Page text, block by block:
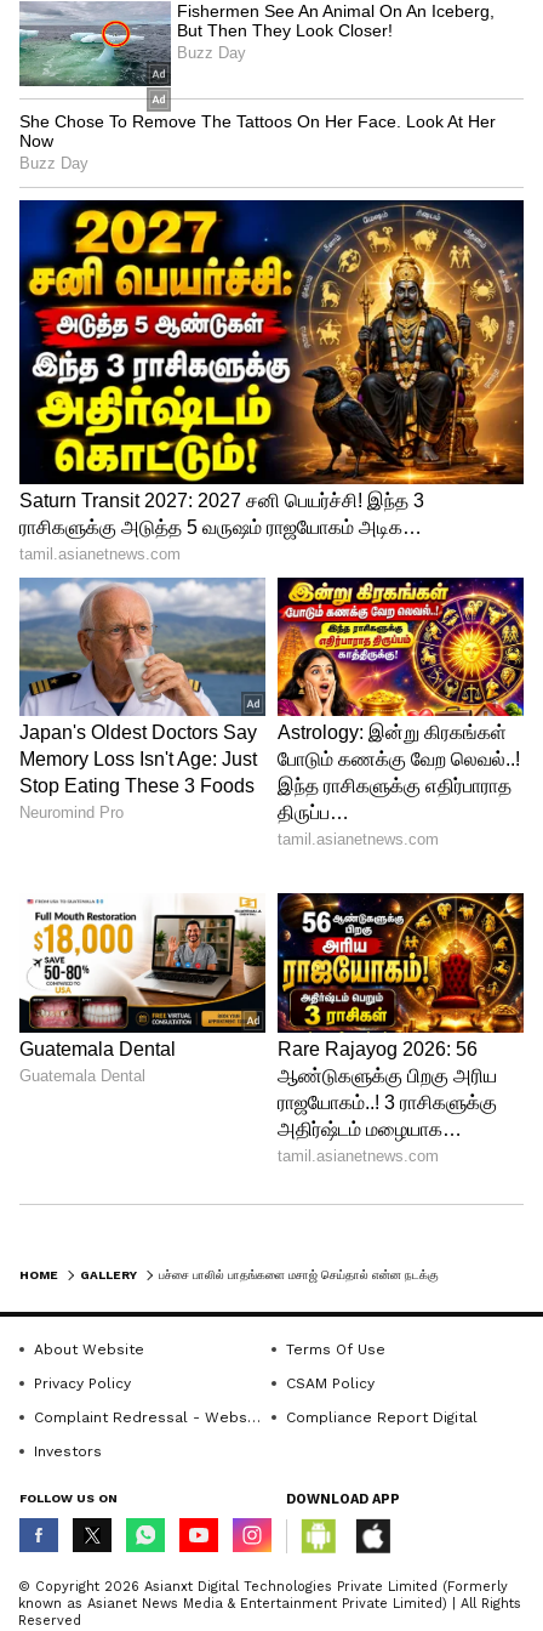
நீங்கள் உடல் எடையை குறைக்க
விரும்பினால், பச்சை பால் கொண்டு
உங்கள் கால்களை மசாஜ் செய்யுங்கள்.
இரவில் கால்களை மசாஜ் செய்வந்தால்,
வளர்சிதை மாற்றம் அதிகரிக்கும். இதனால்
நீங்கள் உண்ணும் உணவு மிக எளிதாக
ஜீரணமாகும். மேலும் வயிறு சம்பந்தமான
பிரச்சனைகள் நீங்கும்.
5
7
மாதவிடாய் காலத்தில் வயிற்று வலி
வருவது பொதுவானது.
எனவே, இந்நேரத்தில் பச்சைப் பாலைக்
கொண்டு பாதங்களை மசாஜ் செய்தால்
வயிற்று வலி குறையும். இதனால்
உங்களுக்கு நல்ல தூக்கம் கிடைக்கும்.
இதையும் படிங்க:
நைட்ல தூங்கும் முன்
பாதத்தில் ஆயில் மசாஜ்
செய்யுங்க...அற்புதமான பல நன்மைகள்
கிடைக்கும்..!
7
HOME GALLERY
About Website
Terms Of Use
Privacy Policy
CSAM Policy
Complaint Redressal - Website
Compliance Report Digital
Investors
FOLLOW US ON DOWNLOAD APP
© Copyright 2026 Asianxt Digital Technologies Private Limited (Formerly
known as Asianet News Media & Entertainment Private Limited) | All Rights
Reserved